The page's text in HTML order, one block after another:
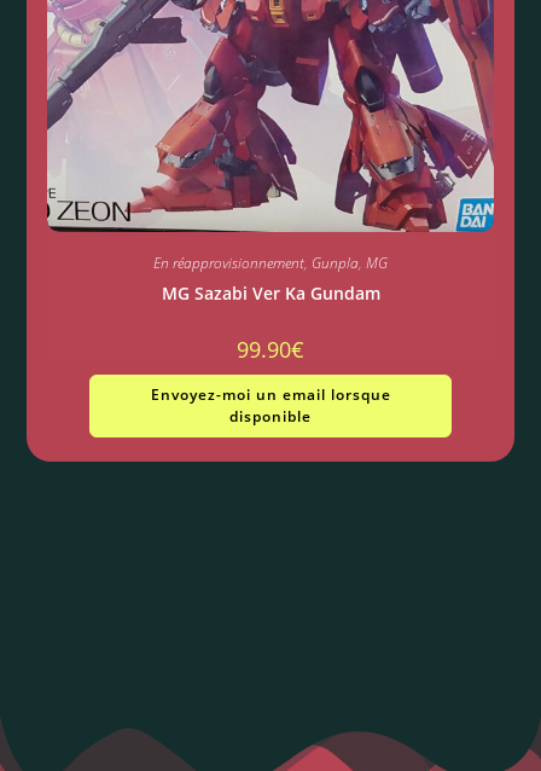
En réapprovisionnement, Gunpla, MG
MG Sazabi Ver Ka Gundam
99.90€
Envoyez-moi un email lorsque
disponible